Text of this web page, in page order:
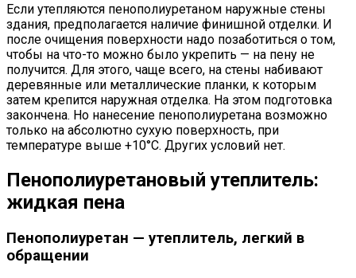
Если утепляются пенополиуретаном наружные стены
здания, предполагается наличие финишной отделки. И
после очищения поверхности надо позаботиться о том,
чтобы на что-то можно было укрепить — на пену не
получится. Для этого, чаще всего, на стены набивают
деревянные или металлические планки, к которым
затем крепится наружная отделка. На этом подготовка
закончена. Но нанесение пенополиуретана возможно
только на абсолютно сухую поверхность, при
температуре выше +10°C. Других условий нет.
Пенополиуретановый утеплитель:
жидкая пена
Пенополиуретан — утеплитель, легкий в
обращении